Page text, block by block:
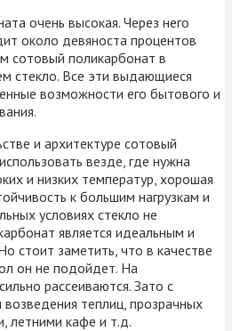
очень высокая. Через него
около девяноста процентов
сотовый поликарбонат в
стекло. Все эти выдающиеся
возможности его бытового и
и архитектуре сотовый
везде, где нужна
и низких температур, хорошая
к большим нагрузкам и
условиях стекло не
является идеальным и
стоит заметить, что в качестве
он не подойдет. На
рассеиваются. Зато с
возведения теплиц, прозрачных
летними кафе и т.д.